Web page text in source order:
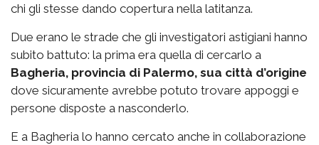
chi gli stesse dando copertura nella latitanza.
Due erano le strade che gli investigatori astigiani hanno
subito battuto: la prima era quella di cercarlo a
Bagheria, provincia di Palermo, sua città d’origine
dove sicuramente avrebbe potuto trovare appoggi e
persone disposte a nasconderlo.
E a Bagheria lo hanno cercato anche in collaborazione